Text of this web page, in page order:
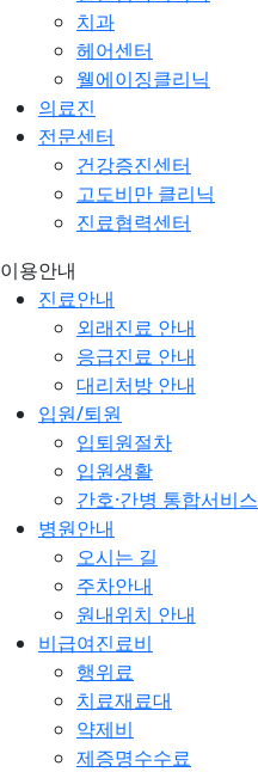
치과
헤어센터
웰에이징클리닉
의료진
전문센터
건강증진센터
고도비만 클리닉
진료협력센터
이용안내
진료안내
외래진료 안내
응급진료 안내
대리처방 안내
입원/퇴원
입퇴원절차
입원생활
간호·간병 통합서비스
병원안내
오시는 길
주차안내
원내위치 안내
비급여진료비
행위료
치료재료대
약제비
제증명수수료